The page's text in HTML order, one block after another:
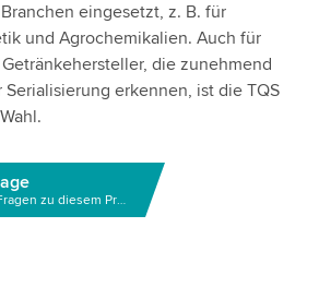
eingesetzt, z. B. für
und Agrochemikalien. Auch für
die zunehmend
erkennen, ist die TQS
Haben Sie Fragen zu diesem Produkt?